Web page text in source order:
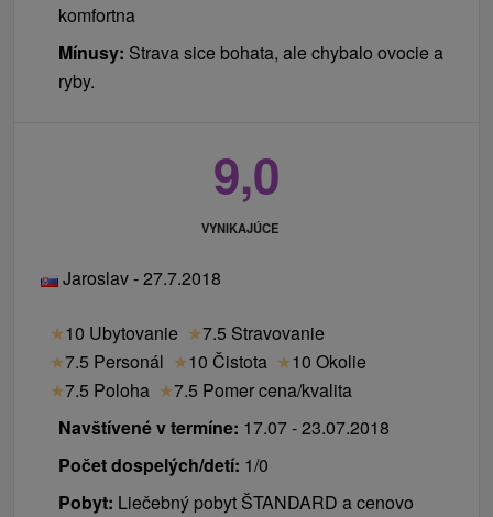
komfortna
Mínusy: Strava sice bohata, ale chybalo ovocie a
ryby.
9,0
VYNIKAJÚCE
Jaroslav - 27.7.2018
★10 Ubytovanie ★7.5 Stravovanie
★7.5 Personál ★10 Čistota ★10 Okolie
★7.5 Poloha ★7.5 Pomer cena/kvalita
Navštívené v termíne: 17.07 - 23.07.2018
Počet dospelých/detí: 1/0
Pobyt: Liečebný pobyt ŠTANDARD a cenovo